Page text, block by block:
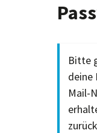
Bitte
deine
Mail-